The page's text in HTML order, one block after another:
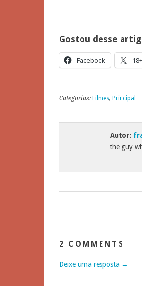
Gostou desse
Facebook 18+
Categorias: Filmes, Principal |
Autor:
the guy
2 COMMENTS
Deixe uma resposta →